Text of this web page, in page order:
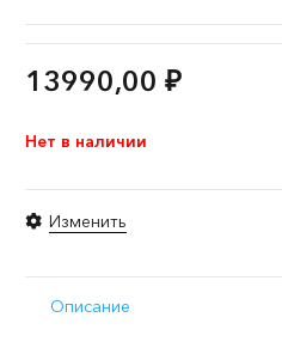
13990,00 ₽
Нет в наличии
Изменить
Описание